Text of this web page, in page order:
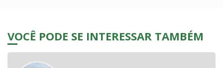
VOCÊ PODE SE INTERESSAR TAMBÉM